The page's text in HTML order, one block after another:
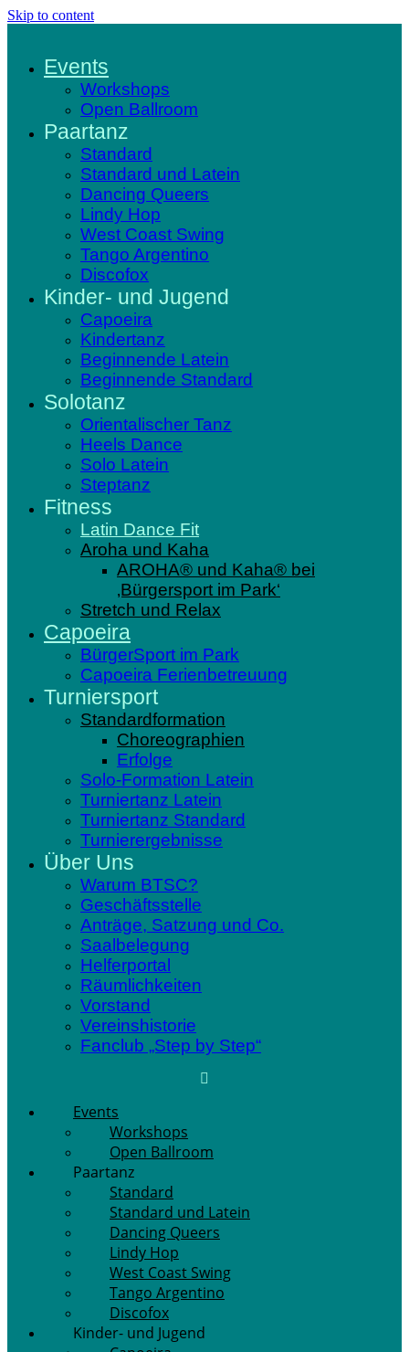
Skip to content
Events
Workshops
Open Ballroom
Paartanz
Standard
Standard und Latein
Dancing Queers
Lindy Hop
West Coast Swing
Tango Argentino
Discofox
Kinder- und Jugend
Capoeira
Kindertanz
Beginnende Latein
Beginnende Standard
Solotanz
Orientalischer Tanz
Heels Dance
Solo Latein
Steptanz
Fitness
Latin Dance Fit
Aroha und Kaha
AROHA® und Kaha® bei
‚Bürgersport im Park‘
Stretch und Relax
Capoeira
BürgerSport im Park
Capoeira Ferienbetreuung
Turniersport
Standardformation
Choreographien
Erfolge
Solo-Formation Latein
Turniertanz Latein
Turniertanz Standard
Turnierergebnisse
Über Uns
Warum BTSC?
Geschäftsstelle
Anträge, Satzung und Co.
Saalbelegung
Helferportal
Räumlichkeiten
Vorstand
Vereinshistorie
Fanclub „Step by Step“
Events
Workshops
Open Ballroom
Paartanz
Standard
Standard und Latein
Dancing Queers
Lindy Hop
West Coast Swing
Tango Argentino
Discofox
Kinder- und Jugend